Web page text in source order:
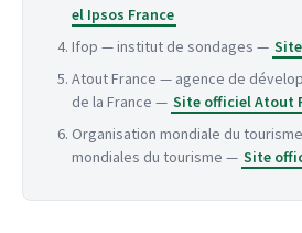
el Ipsos France
Ifop — institut de sondages —
Atout France — agence de
de la France — Site officiel Atout
Organisation mondiale du
mondiales du tourisme — Site